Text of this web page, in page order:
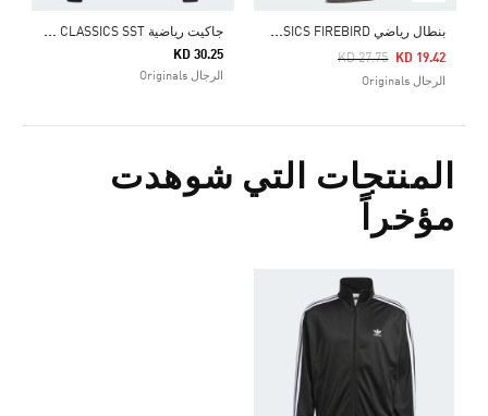
ب
نطال رياضي ADICOLOR CLASSICS FIREBIRD
Price Reduced From
KD 27.75
To KD 19.42
الرجال Originals
ج
اكيت رياضية ADICOLOR CLASSICS SST
KD 30.25
الرجال Originals
المنتجات التي شوهدت
مؤخراً